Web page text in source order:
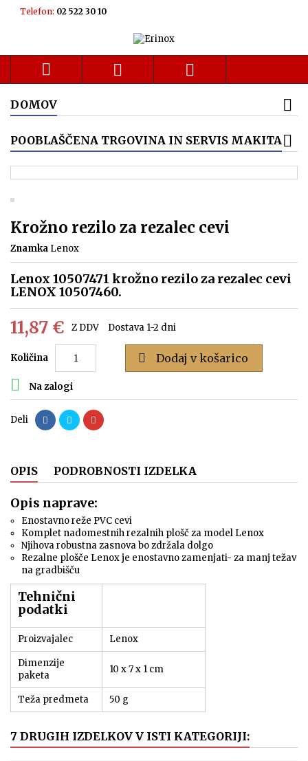
Telefon: 02 522 30 10
  
DOMOV
POOBLAŠČENA TRGOVINA IN SERVIS MAKITA
Krožno rezilo za rezalec cevi
Znamka Lenox
Lenox 10507471 krožno rezilo za rezalec cevi
LENOX 10507460.
11,87 € Z DDV Dostava 1-2 dni
Količina  Dodaj v košarico
 Na zalogi
Deli
OPIS PODROBNOSTI IZDELKA
Opis naprave:
Enostavno reže PVC cevi
Komplet nadomestnih rezalnih plošč za model Lenox
Njihova robustna zasnova bo zdržala dolgo
Rezalne plošče Lenox je enostavno zamenjati- za manj težav
na gradbišču
Tehnični
podatki
Proizvajalec Lenox
Dimenzije
paketa
‎10 x 7 x 1 cm
Teža predmeta 50 g
7 DRUGIH IZDELKOV V ISTI KATEGORIJI: